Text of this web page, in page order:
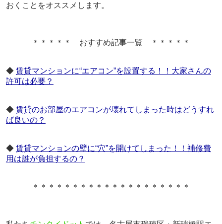
おくことをオススメします。
＊＊＊＊＊ おすすめ記事一覧 ＊＊＊＊＊
◆ 賃貸マンションに“エアコン”を設置する！！大家さんの
許可は必要？
◆ 賃貸のお部屋のエアコンが壊れてしまった時はどうすれ
ば良いの？
◆ 賃貸マンションの壁に“穴”を開けてしまった！！補修費
用は誰が負担するの？
＊＊＊＊＊＊＊＊＊＊＊＊＊＊＊＊＊＊＊＊